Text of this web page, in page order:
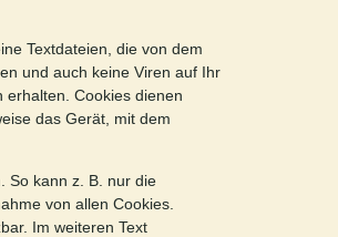
Textdateien, die von dem
und auch keine Viren auf Ihr
Cookies dienen
das Gerät, mit dem
So kann z. B. nur die
von allen Cookies.
Im weiteren Text